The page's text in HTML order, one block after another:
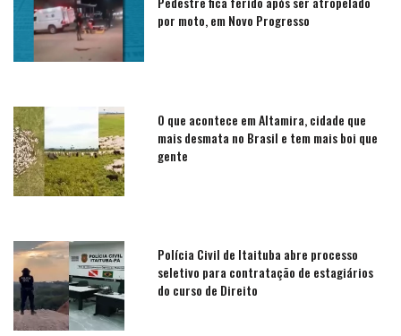
por moto, em Novo Progresso
O que acontece em Altamira, cidade que
mais desmata no Brasil e tem mais boi que
gente
Polícia Civil de Itaituba abre processo
seletivo para contratação de estagiários
do curso de Direito